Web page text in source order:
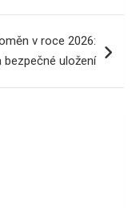
v roce 2026:
uložení